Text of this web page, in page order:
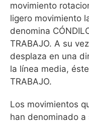
movimiento
ligero movimiento
denomina
TRABAJO. A su
desplaza en una
la línea media,
TRABAJO.
Los movimientos
han denominado a